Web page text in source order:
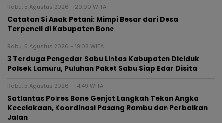
Rabu, 5 Agustus 2026 - 20:00 WITA
Catatan Si Anak Petani: Mimpi Besar dari Desa
Terpencil di Kabupaten Bone
Rabu, 5 Agustus 2026 - 19:08 WITA
3 Terduga Pengedar Sabu Lintas Kabupaten Diciduk
Polsek Lamuru, Puluhan Paket Sabu Siap Edar Disita
Rabu, 5 Agustus 2026 - 14:49 WITA
Satlantas Polres Bone Genjot Langkah Tekan Angka
Kecelakaan, Koordinasi Pasang Rambu dan Perbaikan
Jalan